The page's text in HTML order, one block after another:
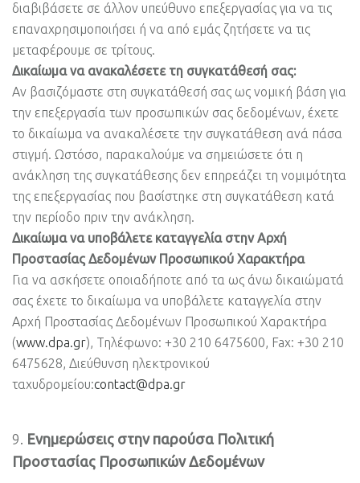
διαβιβάσετε σε άλλον υπεύθυνο επεξεργασίας για να τις
επαναχρησιμοποιήσει ή να από εμάς ζητήσετε να τις
μεταφέρουμε σε τρίτους.
Δικαίωμα να ανακαλέσετε τη συγκατάθεσή σας:
Αν βασιζόμαστε στη συγκατάθεσή σας ως νομική βάση για
την επεξεργασία των προσωπικών σας δεδομένων, έχετε
το δικαίωμα να ανακαλέσετε την συγκατάθεση ανά πάσα
στιγμή. Ωστόσο, παρακαλούμε να σημειώσετε ότι η
ανάκληση της συγκατάθεσης δεν επηρεάζει τη νομιμότητα
της επεξεργασίας που βασίστηκε στη συγκατάθεση κατά
την περίοδο πριν την ανάκληση.
Δικαίωμα να υποβάλετε καταγγελία στην Αρχή
Προστασίας Δεδομένων Προσωπικού Χαρακτήρα
Για να ασκήσετε οποιαδήποτε από τα ως άνω δικαιώματά
σας έχετε το δικαίωμα να υποβάλετε καταγγελία στην
Αρχή Προστασίας Δεδομένων Προσωπικού Χαρακτήρα
(www.dpa.gr), Τηλέφωνο: +30 210 6475600, Fax: +30 210
6475628, Διεύθυνση ηλεκτρονικού
ταχυδρομείου:contact@dpa.gr
Ενημερώσεις στην παρούσα Πολιτική
Προστασίας Προσωπικών Δεδομένων